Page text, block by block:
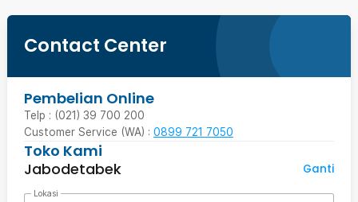
Contact Center
Pembelian Online
Telp : (021) 39 700 200
Customer Service (WA) : 0899 721 7050
Toko Kami
Jabodetabek
Ganti
Lokasi